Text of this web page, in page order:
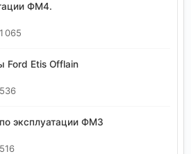
ФМ4.
1 065
Ford Etis Offlain
536
эксплуатации ФМ3
516